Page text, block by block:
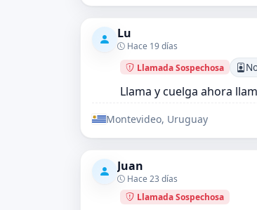
Lu
Hace 19 días
Llamada Sospechosa
Llama y cuelga ahora
Montevideo, Uruguay
Juan
Hace 23 días
Llamada Sospechosa